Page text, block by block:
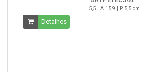
L 5,5 | A 15,9 | P 5,5 cm
Detalhes